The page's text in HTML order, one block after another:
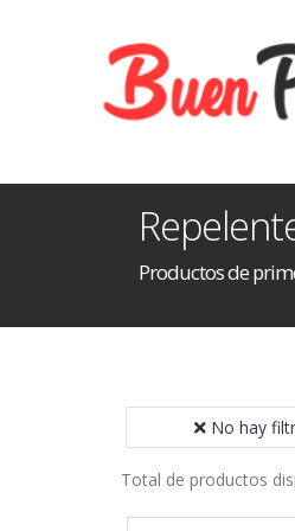
Productos de
No hay
Total de productos